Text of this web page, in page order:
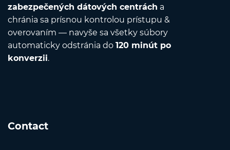
zabezpečených dátových centrách a
chránia sa prísnou kontrolou prístupu &
overovaním — navyše sa všetky súbory
automaticky odstránia do 120 minút po
konverzii.
Contact